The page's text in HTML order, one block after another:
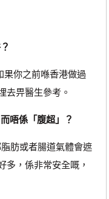
果你之前喺香港做過
去畀醫生參考。
唔係「腹超」？
肪或者腸道氣體會遮
多，係非常安全嘅，